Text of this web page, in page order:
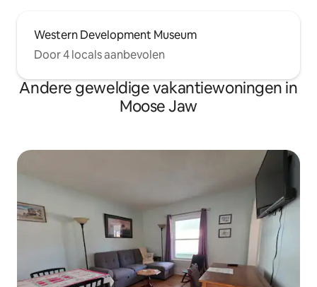
Western Development Museum
Door 4 locals aanbevolen
Andere geweldige vakantiewoningen in
Moose Jaw